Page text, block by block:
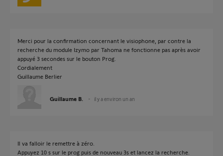
Merci pour la confirmation concernant le visiophone, par contre la
recherche du module Izymo par Tahoma ne fonctionne pas après avoir
appuyé 3 secondes sur le bouton Prog.
Cordialement
Guillaume Berlier
Guillaume B. il y a environ un an
Il va falloir le remettre à zéro.
Appuyez 10 s sur le prog puis de nouveau 3s et lancez la recherche.